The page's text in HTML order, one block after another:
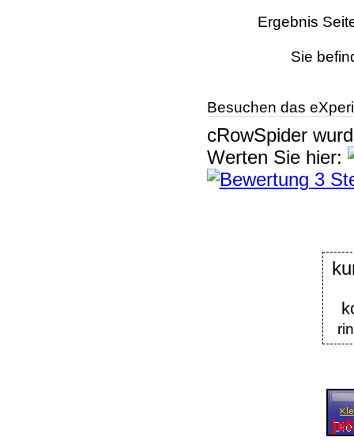
Ergebnis
Sie
Besuchen das
cRowSpider
Werten Sie hier: